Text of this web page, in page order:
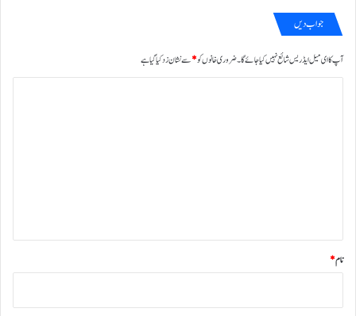
جواب دیں
آپ کا ای میل ایڈریس شائع نہیں کیا جائے گا۔ضروری خانوں کو*سے نشان زد کیا گیا ہے
نام*